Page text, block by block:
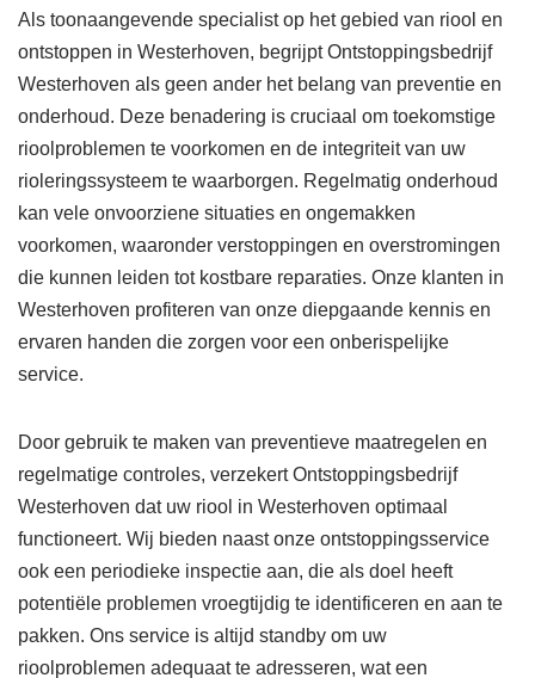
Als toonaangevende specialist op het gebied van riool en
ontstoppen in Westerhoven, begrijpt Ontstoppingsbedrijf
Westerhoven als geen ander het belang van preventie en
onderhoud. Deze benadering is cruciaal om toekomstige
rioolproblemen te voorkomen en de integriteit van uw
rioleringssysteem te waarborgen. Regelmatig onderhoud
kan vele onvoorziene situaties en ongemakken
voorkomen, waaronder verstoppingen en overstromingen
die kunnen leiden tot kostbare reparaties. Onze klanten in
Westerhoven profiteren van onze diepgaande kennis en
ervaren handen die zorgen voor een onberispelijke
service.
Door gebruik te maken van preventieve maatregelen en
regelmatige controles, verzekert Ontstoppingsbedrijf
Westerhoven dat uw riool in Westerhoven optimaal
functioneert. Wij bieden naast onze ontstoppingsservice
ook een periodieke inspectie aan, die als doel heeft
potentiële problemen vroegtijdig te identificeren en aan te
pakken. Ons service is altijd standby om uw
rioolproblemen adequaat te adresseren, wat een